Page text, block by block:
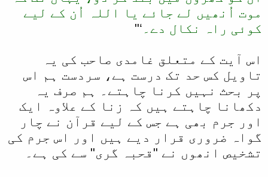
موت اُنھیں لے جائے یا اللہ اُن کے لیے
کوئی راہ نکال دے۔ ‘"
اس آیت کے متعلق غامدی صاحب کی یہ
تاویل کس حد تک درست ہے، سردست ہم اس
پر بحث نہیں کرنا چاہتے۔ ہم صرف یہ
دکھانا چاہتے ہیں کہ زنا کے علاوہ ایک
اور جرم بھی ہے جس کے لیے قرآن نے چار
گواہ ضروری قرار دیے ہیں اور اس جرم کی
تشخیص انھوں نے "قحبہ گری" سے کی ہے۔